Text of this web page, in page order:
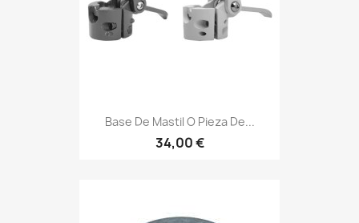
Base De Mastil O Pieza De...
34,00 €